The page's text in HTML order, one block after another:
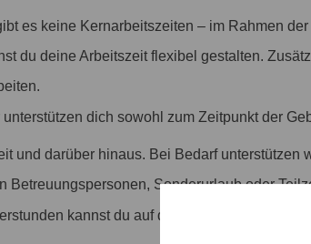
es keine Kernarbeitszeiten – im Rahmen
du deine Arbeitszeit flexibel gestalten.
unterstützen dich sowohl zum Zeitpunkt der
und darüber hinaus. Bei Bedarf unterstützen
Betreuungspersonen, Sonderurlaub oder
kannst du auf deinem Flexzeitkonto